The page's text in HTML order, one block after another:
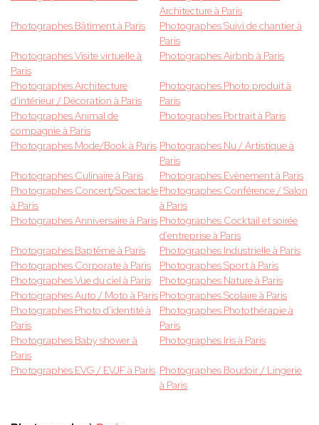
Architecture à Paris
Photographes Bâtiment à Paris
Photographes Suivi de chantier à
Paris
Photographes Visite virtuelle à
Paris
Photographes Airbnb à Paris
Photographes Architecture
d'intérieur / Décoration à Paris
Photographes Photo produit à
Paris
Photographes Animal de
compagnie à Paris
Photographes Portrait à Paris
Photographes Mode/Book à Paris Photographes Nu / Artistique à
Paris
Photographes Culinaire à Paris
Photographes Evènement à Paris
Photographes Concert/Spectacle
à Paris
Photographes Conférence / Salon
à Paris
Photographes Anniversaire à Paris Photographes Cocktail et soirée
d'entreprise à Paris
Photographes Baptême à Paris
Photographes Industrielle à Paris
Photographes Corporate à Paris
Photographes Sport à Paris
Photographes Vue du ciel à Paris
Photographes Nature à Paris
Photographes Auto / Moto à ParisPhotographes Scolaire à Paris
Photographes Photo d'identité à
Paris
Photographes Photothérapie à
Paris
Photographes Baby shower à
Paris
Photographes Iris à Paris
Photographes EVG / EVJF à Paris Photographes Boudoir / Lingerie
à Paris